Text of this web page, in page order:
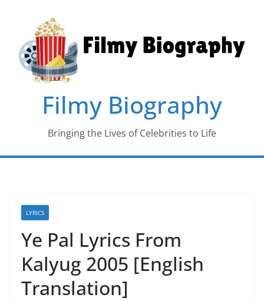
content
Filmy Biography
Bringing the Lives of Celebrities to Life
LYRICS
Ye Pal Lyrics From
Kalyug 2005 [English
Translation]